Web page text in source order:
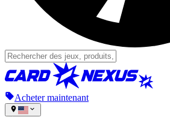
Acheter maintenant